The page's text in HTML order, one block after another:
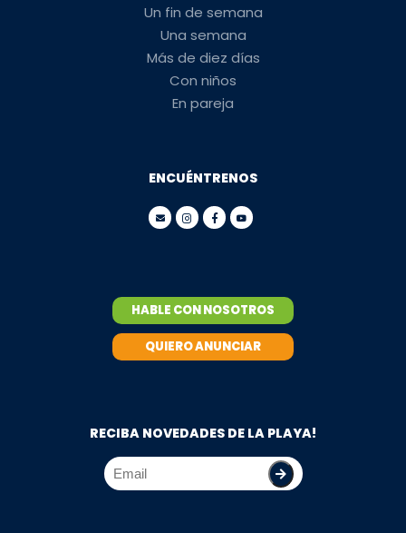
Un fin de semana
Una semana
Más de diez días
Con niños
En pareja
ENCUÉNTRENOS
HABLE CON NOSOTROS
QUIERO ANUNCIAR
RECIBA NOVEDADES DE LA PLAYA!